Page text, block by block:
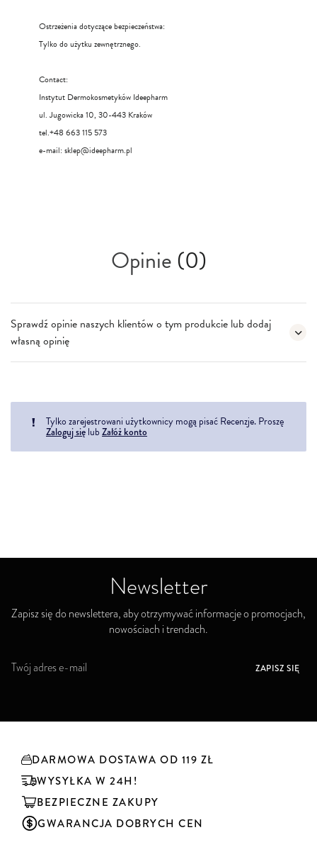
Ostrzeżenia dotyczące bezpieczeństwa:
Tylko do użytku zewnętrznego.
Contact:
Instytut Dermokosmetyków Ideepharm
ul. Jugowicka 10, 30-443 Kraków
tel.+48 663 115 573
e-mail: sklep@ideepharm.pl
Opinie(0)
Sprawdź opinie naszych klientów o tym produkcie lub dodaj
własną opinię
Tylko zarejestrowani użytkownicy mogą pisać Recenzje. Proszę
Zaloguj się lub Załóż konto
Newsletter
Zapisz się do newslettera, aby otrzymywać informacje o promocjach,
nowościach i trendach.
S
k
ZAPISZ SIĘ
DARMOWA DOSTAWA OD 119 ZŁ
WYSYŁKA W 24H!
BEZPIECZNE ZAKUPY
GWARANCJA DOBRYCH CEN